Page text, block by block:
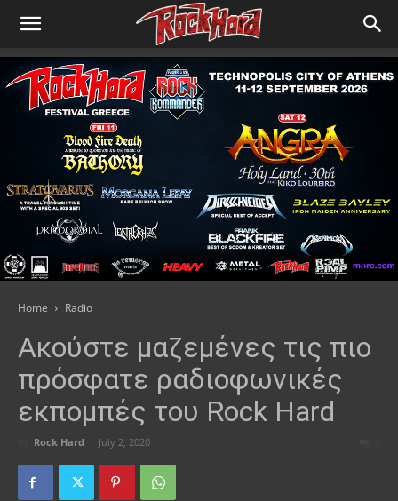
Home Radio
Ακούστε μαζεμένες τις πιο
πρόσφατε ραδιοφωνικές
εκπομπές του Rock Hard
Rock Hard July 2, 2020